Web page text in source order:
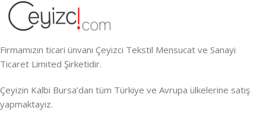
Firmamızın ticari ünvanı Çeyizci Tekstil Mensucat ve Sanayi
Ticaret Limited Şirketidir.
Çeyizin Kalbi Bursa’dan tüm Türkiye ve Avrupa ülkelerine satış
yapmaktayız.